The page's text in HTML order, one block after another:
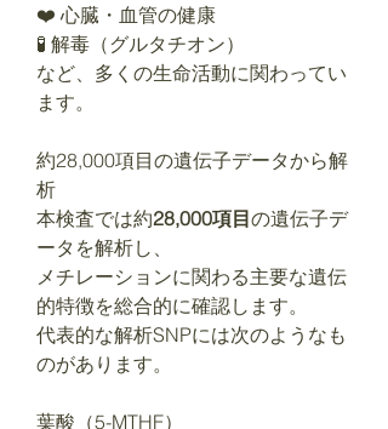
❤️ 心臓・血管の健康
🧪 解毒（グルタチオン）
など、多くの生命活動に関わってい
ます。
約28,000項目の遺伝子データから解
析
本検査では約28,000項目の遺伝子デ
ータを解析し、
メチレーションに関わる主要な遺伝
的特徴を総合的に確認します。
代表的な解析SNPには次のようなも
のがあります。
葉酸（5-MTHF）